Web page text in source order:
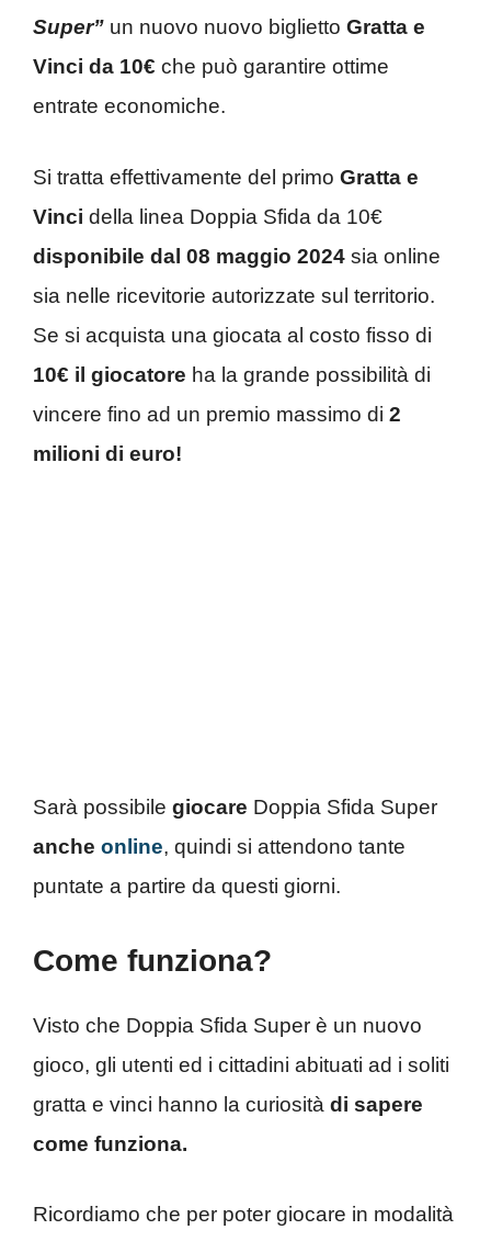
Super” un nuovo nuovo biglietto Gratta e
Vinci da 10€ che può garantire ottime
entrate economiche.
Si tratta effettivamente del primo Gratta e
Vinci della linea Doppia Sfida da 10€
disponibile dal 08 maggio 2024 sia online
sia nelle ricevitorie autorizzate sul territorio.
Se si acquista una giocata al costo fisso di
10€ il giocatore ha la grande possibilità di
vincere fino ad un premio massimo di 2
milioni di euro!
Sarà possibile giocare Doppia Sfida Super
anche online, quindi si attendono tante
puntate a partire da questi giorni.
Come funziona?
Visto che Doppia Sfida Super è un nuovo
gioco, gli utenti ed i cittadini abituati ad i soliti
gratta e vinci hanno la curiosità di sapere
come funziona.
Ricordiamo che per poter giocare in modalità